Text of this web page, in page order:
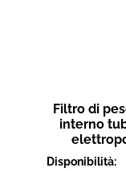
Filtro di
interno
Disponibilità: